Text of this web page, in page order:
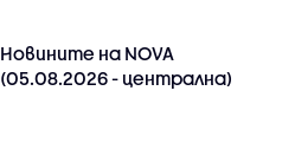
Новините на NOVA
(05.08.2026 - централна)